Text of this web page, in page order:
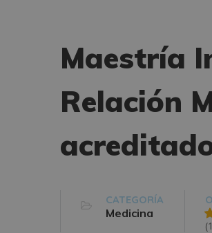
Maestría
Relación
CATEGORÍA
Medicina